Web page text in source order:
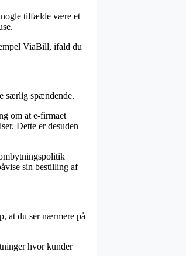
nogle tilfælde være et
ViaBill, ifald du
særlig spændende.
om at e-firmaet
Dette er desuden
sin bestilling af
at du ser nærmere på
hvor kunder